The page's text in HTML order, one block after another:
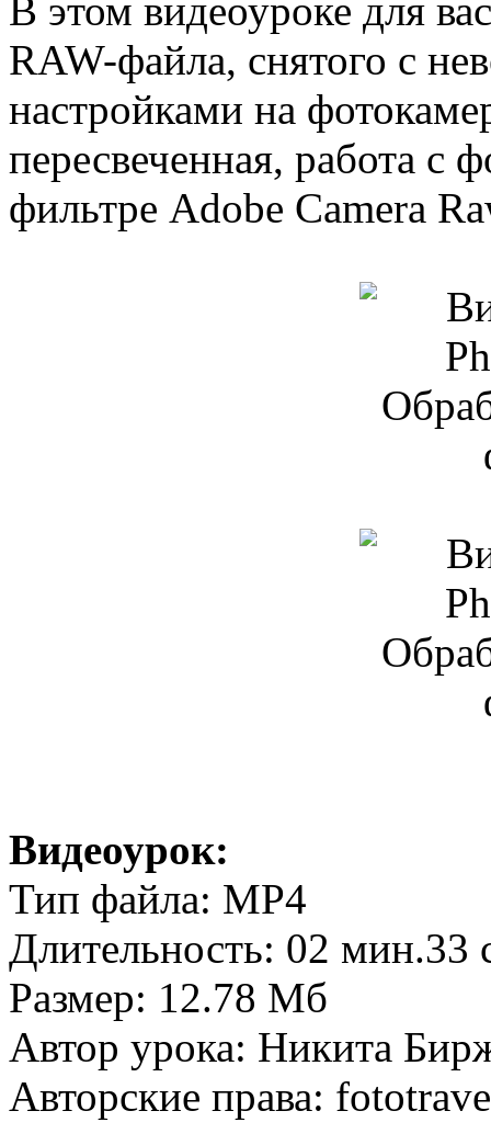
В этом видеоуроке для
RAW-файла, снятого с
настройками на
пересвеченная, работа с
фильтре Adobe Camera
Видеоурок:
Тип файла: MP4
Длительность: 02 мин.33
Размер: 12.78 Мб
Автор урока: Никита
Авторские права: